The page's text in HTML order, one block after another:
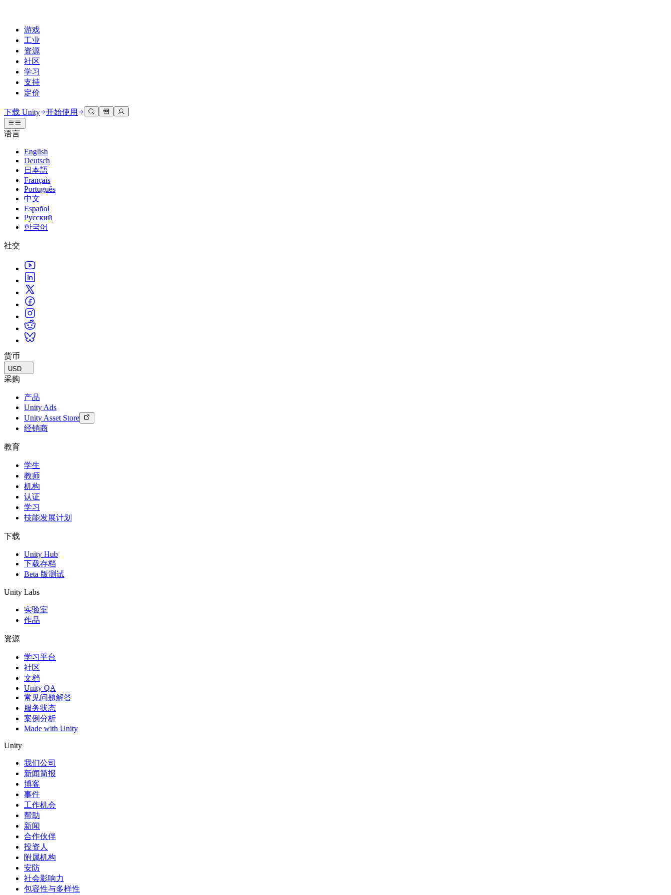
游戏
工业
资源
社区
学习
支持
定价
开发
Unity 引擎
为任何平台构建2D和3D游戏
协作
与团队协作并快速迭代
下载 Unity
计划和定价
部署
探索 Unity 支持的超过 25 个平台
常态化运营
游戏上线后的数据洞察与常态化运营
Grow
用户获取
被发现并获取移动用户
管理跨门店和D2C渠道的IAP（应用内购买）
商业化
通过 Unity 投放广告
使用案例
移动游戏
使用 Unity 打造移动端爆款游戏
独立游戏
小团队也能做出大游戏
XR 游戏
跨平台发布 XR 游戏
多人游戏
简化多人游戏开发
使用案例
3D协作
实时构建和审查3D项目
沉浸式培训
在沉浸式环境中培训
客户体验
创建互动3D体验
行业
实现运营卓越
零售
将店内体验转化为在线体验
汽车
提升创新能力和车内体验
查看所有行业
技术库
文档
官方用户手册和API参考
开发者工具
发布版本和问题跟踪器
路线图
查看即将推出的功能
技术术语库
案例分析
真实成功案例
最佳实践指南
专家提示和技巧
演示
演示、示例和构建模块
所有资源
新增功能
博客
更新、信息和技术提示
新闻
新闻、故事和新闻中心
社区中心
讨论
讨论、解决问题和连接
事件
全球和本地活动
社区故事
Made with Unity
展示Unity创作者
直播活动
Unity奖项
庆祝全球的Unity创作者
适合每个级别
Unity Learn
免费掌握Unity技能
专业培训
通过Unity培训师提升您的团队
Unity新手
准备开始
开始您的学习
你是Unity 新手？开始您的旅程
使用指南
可操作的技巧和最佳实践
教育
对于学生
开启您的职业生涯
增强您的教学
教育资助许可证
认证
证明您的Unity精通
支持选项
获取帮助
帮助您在Unity中取得成功
成功计划
通过专家支持更快实现目标
常见问题解答
常见问题解答
联系我们
下载 Unity 开始使用
语言
English
Deutsch
日本語
Français
Português
中文
Español
Русский
한국어
社交
货币
USD
采购
产品
Unity Ads
Unity Asset Store
经销商
教育
学生
教师
机构
认证
学习
技能发展计划
下载
Unity Hub
下载存档
Beta 版测试
Unity Labs
实验室
作品
资源
学习平台
社区
文档
Unity QA
常见问题解答
服务状态
案例分析
Made with Unity
Unity
我们公司
新闻简报
博客
事件
工作机会
帮助
新闻
合作伙伴
投资人
附属机构
安防
社会影响力
包容性与多样性